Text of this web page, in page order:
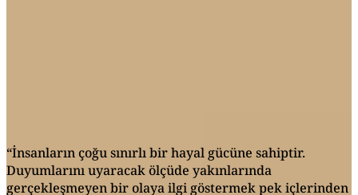
“İnsanların çoğu sınırlı bir hayal gücüne sahiptir.
Duyumlarını uyaracak ölçüde yakınlarında
gerçekleşmeyen bir olaya ilgi göstermek pek içlerinden